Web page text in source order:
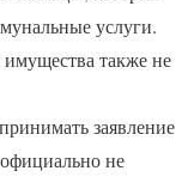
услуги.
имущества также не
заявление
не